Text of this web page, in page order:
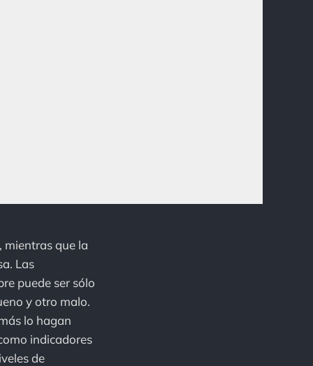
mientras que la
Las
puede ser sólo
y otro malo.
lo hagan
indicadores
de